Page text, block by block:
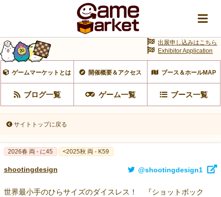
ゲームマーケットとは 開催概要＆アクセス ブース＆ホールMAP
ブログ一覧 ゲーム一覧 ブース一覧
出展申し込みはこちら
Exhibitor Application
サイトトップに戻る
2026春 両 - に45 <2025秋 両 - K59
shootingdesign @shootingdesign1
世界最小手のひらサイズのダイスレス！ 『ショットボック